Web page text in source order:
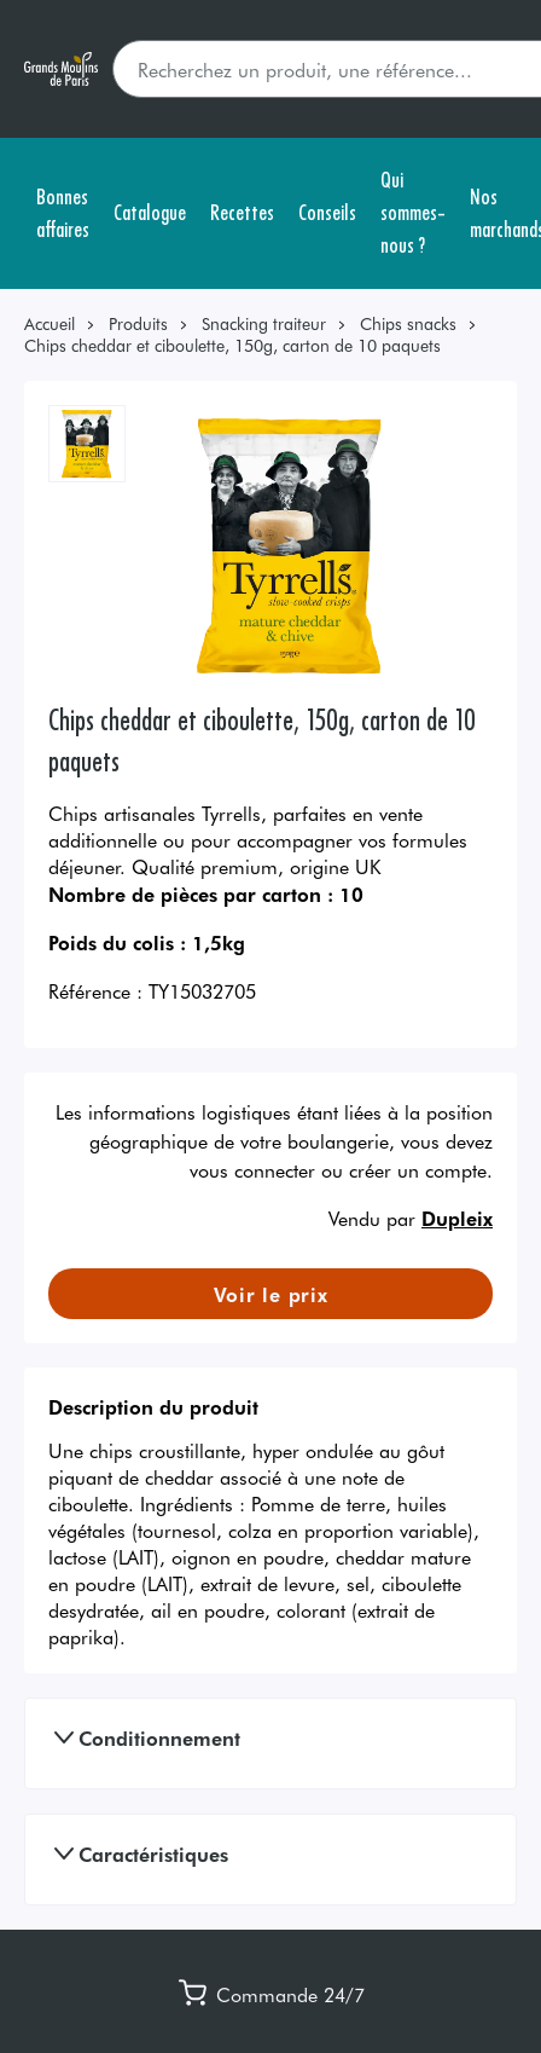
Bonnes
affaires
Catalogue Recettes Conseils
Qui
sommes-
nous ?
Nos
Accueil Produits Snacking traiteur
Chips snacks
Chips cheddar et ciboulette, 150g, carton de 10 paquets
Chips cheddar et ciboulette, 150g, carton de 10
paquets
Chips artisanales Tyrrells, parfaites en vente
additionnelle ou pour accompagner vos formules
déjeuner. Qualité premium, origine UK
Nombre de pièces par carton : 10
Poids du colis : 1,5kg
Référence : TY15032705
Les informations logistiques étant liées à la position
géographique de votre boulangerie, vous devez
vous connecter ou créer un compte.
Vendu par Dupleix
Voir le prix
Description du produit
Une chips croustillante, hyper ondulée au gôut
piquant de cheddar associé à une note de
ciboulette. Ingrédients : Pomme de terre, huiles
végétales (tournesol, colza en proportion variable),
lactose (LAIT), oignon en poudre, cheddar mature
en poudre (LAIT), extrait de levure, sel, ciboulette
desydratée, ail en poudre, colorant (extrait de
paprika).
Conditionnement
Caractéristiques
Commande 24/7